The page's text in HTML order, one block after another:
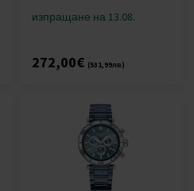
изпращане на 13.08.
272,00€ (531,99лв)